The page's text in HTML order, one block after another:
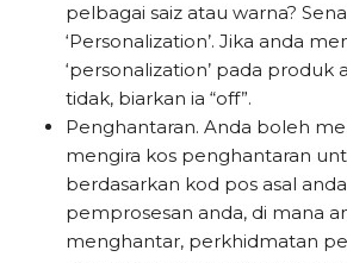
pelbagai saiz atau warna?
‘Personalization’. Jika anda
‘personalization’ pada produk
tidak, biarkan ia “off”.
Penghantaran. Anda boleh
mengira kos penghantaran
berdasarkan kod pos asal
pemprosesan anda, di mana
menghantar, perkhidmatan